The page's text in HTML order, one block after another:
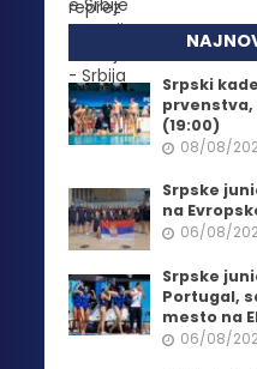
Srpski
prvenstva,
(19:00)
08/08/
Srpske
na
06/08/
Srpske
Portugal,
mesto na
06/08/